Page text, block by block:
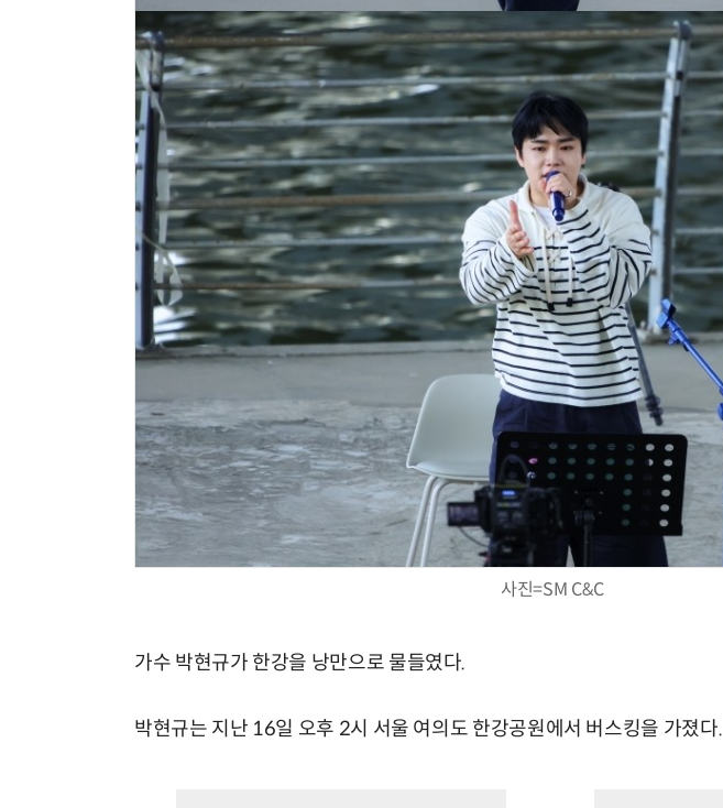
사진=SM C&C
가수 박현규가 한강을 낭만으로 물들였다.
박현규는 지난 16일 오후 2시 서울 여의도 한강공원에서 버스킹을 가졌다.